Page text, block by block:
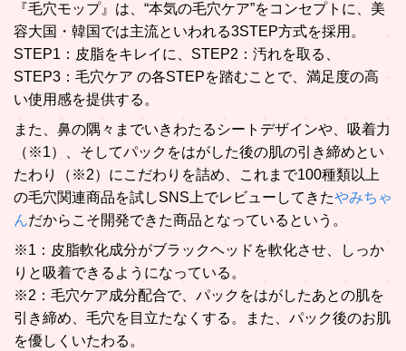
『毛穴モップ』は、“本気の毛穴ケア”をコンセプトに、美
容大国・韓国では主流といわれる3STEP方式を採用。
STEP1：皮脂をキレイに、STEP2：汚れを取る、
STEP3：毛穴ケア の各STEPを踏むことで、満足度の高
い使用感を提供する。
また、鼻の隅々までいきわたるシートデザインや、吸着力
（※1）、そしてパックをはがした後の肌の引き締めとい
たわり（※2）にこだわりを詰め、これまで100種類以上
の毛穴関連商品を試しSNS上でレビューしてきたやみちゃ
んだからこそ開発できた商品となっているという。
※1：皮脂軟化成分がブラックヘッドを軟化させ、しっか
りと吸着できるようになっている。
※2：毛穴ケア成分配合で、パックをはがしたあとの肌を
引き締め、毛穴を目立たなくする。また、パック後のお肌
を優しくいたわる。